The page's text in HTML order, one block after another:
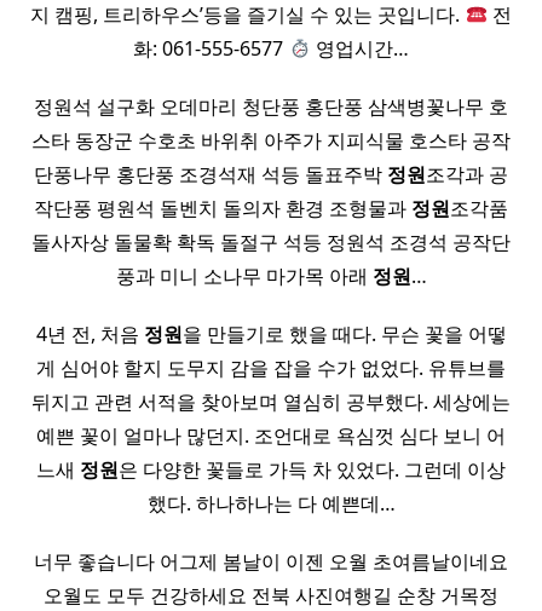
지 캠핑, 트리하우스’등을 즐기실 수 있는 곳입니다.
전
화: 061-555-6577
영업시간…
정원석 설구화 오데마리 청단풍 홍단풍 삼색병꽃나무 호
스타 동장군 수호초 바위취 아주가 지피식물 호스타 공작
단풍나무 홍단풍 조경석재 석등 돌표주박 정원조각과 공
작단풍 평원석 돌벤치 돌의자 환경 조형물과 정원조각품
돌사자상 돌물확 확독 돌절구 석등 정원석 조경석 공작단
풍과 미니 소나무 마가목 아래 정원…
4년 전, 처음 정원을 만들기로 했을 때다. 무슨 꽃을 어떻
게 심어야 할지 도무지 감을 잡을 수가 없었다. 유튜브를
뒤지고 관련 서적을 찾아보며 열심히 공부했다. 세상에는
예쁜 꽃이 얼마나 많던지. 조언대로 욕심껏 심다 보니 어
느새 정원은 다양한 꽃들로 가득 차 있었다. 그런데 이상
했다. 하나하나는 다 예쁜데…
너무 좋습니다 어그제 봄날이 이젠 오월 초여름날이네요
오월도 모두 건강하세요 전북 사진여행길 순창 거목정